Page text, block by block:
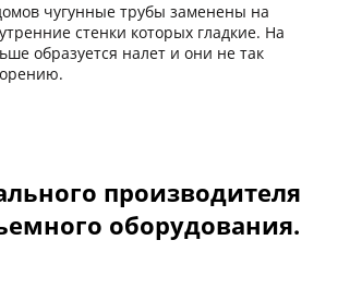
чугунные трубы заменены на
стенки которых гладкие. На
образуется налет и они не так
производителя
оборудования.